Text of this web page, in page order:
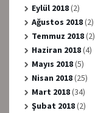
Eylül 2018(2)
Ağustos 2018(2)
Temmuz 2018(2)
Haziran 2018(4)
Mayıs 2018(5)
Nisan 2018(25)
Mart 2018(34)
Şubat 2018(2)